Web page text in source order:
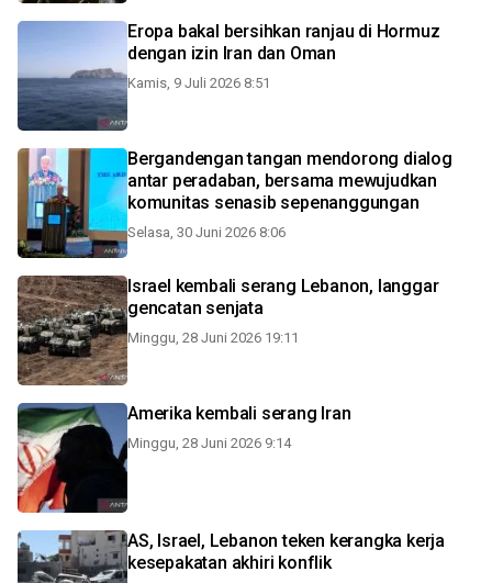
Eropa bakal bersihkan ranjau di Hormuz
dengan izin Iran dan Oman
Kamis, 9 Juli 2026 8:51
Bergandengan tangan mendorong dialog
antar peradaban, bersama mewujudkan
komunitas senasib sepenanggungan
Selasa, 30 Juni 2026 8:06
Israel kembali serang Lebanon, langgar
gencatan senjata
Minggu, 28 Juni 2026 19:11
Amerika kembali serang Iran
Minggu, 28 Juni 2026 9:14
AS, Israel, Lebanon teken kerangka kerja
kesepakatan akhiri konflik